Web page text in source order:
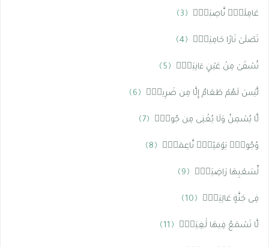
عَامِلَةٌۭ نَّاصِبَةٌۭ ﴿3﴾
تَصْلَىٰ نَارًا حَامِيَةًۭ ﴿4﴾
تُسْقَىٰ مِنْ عَيْنٍ ءَانِيَةٍۢ ﴿5﴾
لَّيْسَ لَهُمْ طَعَامٌ إِلَّا مِن ضَرِيعٍۢ ﴿6﴾
لَّا يُسْمِنُ وَلَا يُغْنِى مِن جُوعٍۢ ﴿7﴾
وُجُوهٌۭ يَوْمَئِذٍۢ نَّاعِمَةٌۭ ﴿8﴾
لِّسَعْيِهَا رَاضِيَةٌۭ ﴿9﴾
فِى جَنَّةٍ عَالِيَةٍۢ ﴿10﴾
لَّا تَسْمَعُ فِيهَا لَٰغِيَةًۭ ﴿11﴾